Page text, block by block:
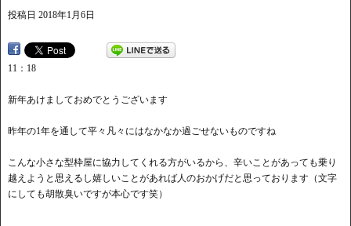
投稿日 2018年1月6日
11：18
新年あけましておめでとうございます
昨年の1年を通して平々凡々にはなかなか過ごせないものですね
こんな小さな型枠屋に協力してくれる方がいるから、辛いことがあっても乗り
越えようと思えるし嬉しいことがあれば人のおかげだと思っております（文字
にしても胡散臭いですが本心です笑）